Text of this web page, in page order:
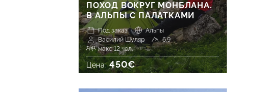
ПОХОД ВОКРУГ МОНБЛАНА.
В АЛЬПЫ С ПАЛАТКАМИ
Под заказ
Альпы
Василий Шуляр
6.9
макс 12 чел.
Цена:450€